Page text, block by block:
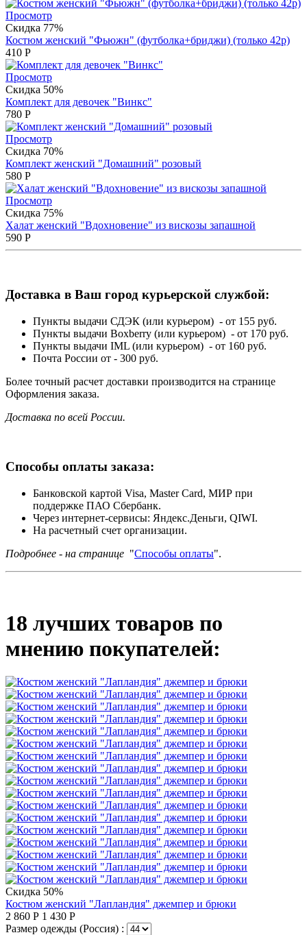
Просмотр
Скидка 77%
Костюм женский "Фьюжн" (футболка+бриджи) (только 42р)
410 Р
Просмотр
Скидка 50%
Комплект для девочек "Винкс"
780 Р
Просмотр
Скидка 70%
Комплект женский "Домашний" розовый
580 Р
Просмотр
Скидка 75%
Халат женский "Вдохновение" из вискозы запашной
590 Р
Доставка в Ваш город курьерской службой:
Пункты выдачи СДЭК (или курьером) - от 155 руб.
Пункты выдачи Boxberry (или курьером) - от 170 руб.
Пункты выдачи IML (или курьером) - от 160 руб.
Почта России от - 300 руб.
Более точный расчет доставки производится на странице
Оформления заказа.
Доставка по всей России.
Способы оплаты заказа:
Банковской картой Visa, Master Card, МИР при
поддержке ПАО Сбербанк.
Через интернет-сервисы: Яндекс.Деньги, QIWI.
На расчетный счет организации.
Подробнее - на странице "Способы оплаты".
18 лучших товаров по
мнению покупателей:
Скидка 50%
Костюм женский "Лапландия" джемпер и брюки
2 860 Р 1 430 Р
Размер одежды (Россия) :